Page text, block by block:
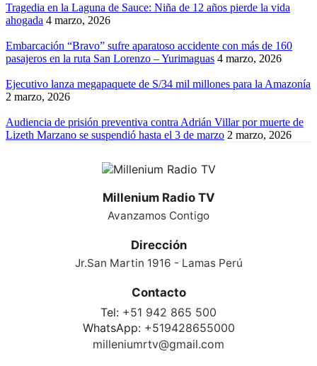
Tragedia en la Laguna de Sauce: Niña de 12 años pierde la vida
ahogada 4 marzo, 2026
Embarcación “Bravo” sufre aparatoso accidente con más de 160
pasajeros en la ruta San Lorenzo – Yurimaguas 4 marzo, 2026
Ejecutivo lanza megapaquete de S/34 mil millones para la Amazonía
2 marzo, 2026
Audiencia de prisión preventiva contra Adrián Villar por muerte de
Lizeth Marzano se suspendió hasta el 3 de marzo 2 marzo, 2026
Millenium Radio TV
Avanzamos Contigo
Dirección
Jr.San Martin 1916 - Lamas Perú
Contacto
Tel: +51 942 865 500
WhatsApp: +519428655000
milleniumrtv@gmail.com